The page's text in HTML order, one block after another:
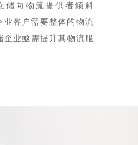
储向物流提供者倾斜
业客户需要整体的物流
业亟需提升其物流服